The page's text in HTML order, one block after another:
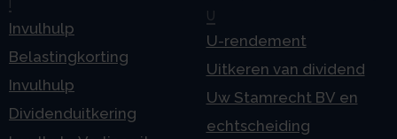
Invulhulp
Belastingkorting
Invulhulp
Dividenduitkering
U
U-rendement
Uitkeren van dividend
Uw Stamrecht BV en
echtscheiding